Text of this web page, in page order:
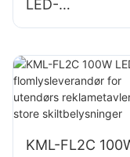
LED-
g på steder
KML-FL2C